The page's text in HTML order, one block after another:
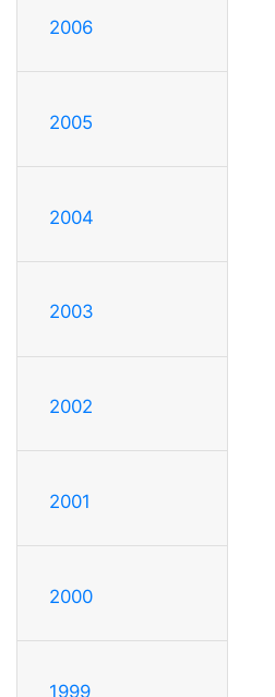
2006
2005
2004
2003
2002
2001
2000
1999